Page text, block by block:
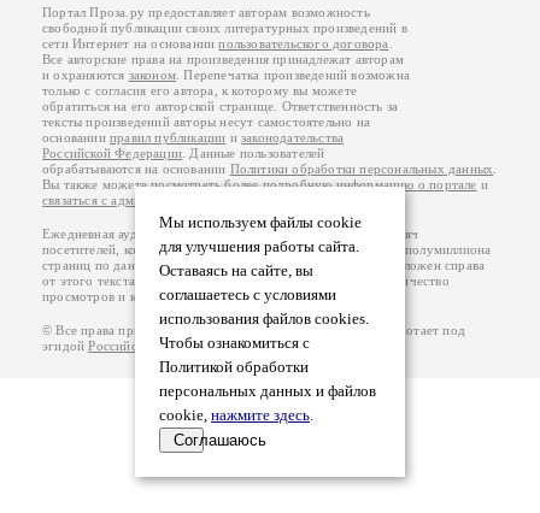
Мы используем файлы cookie
для улучшения работы сайта.
Оставаясь на сайте, вы
соглашаетесь с условиями
использования файлов cookies.
Чтобы ознакомиться с
Политикой обработки
персональных данных и файлов
cookie, нажмите здесь.
Соглашаюсь
Портал Проза.ру предоставляет авторам возможность
свободной публикации своих литературных произведений в
сети Интернет на основаниипользовательского договора
Все авторские права на произведения принадлежат авторам
и охраняются законом . Перепечатка произведений возможна
только с согласия его автора, к которому вы можете
обратиться на его авторской странице. Ответственность за
тексты произведений авторы несут самостоятельно на
основанииправил публикации изаконодательства
Российской Федерации . Данные пользователей
обрабатываются на основании Политики обработки персональных данных
Вы также можете посмотреть более подробнуюинформацию о портале и
связаться с администрацией
Ежедневная аудитория портала Проза.ру – порядка 100 тысяч
посетителей, которые в общей сумме просматривают более полумиллиона
страниц по данным счетчика посещаемости, который расположен справа
от этого текста. В каждой графе указано по две цифры: количество
просмотров и количество посетителей.
© Все права принадлежат авторам, 2000-2026. Портал работает под
эгидойРоссийского союза писателей.18+